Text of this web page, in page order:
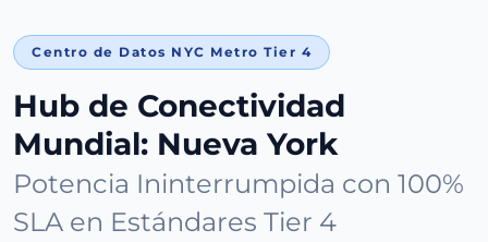
Centro de Datos NYC Metro Tier 4
Hub de Conectividad
Mundial: Nueva York
Potencia Ininterrumpida con 100%
SLA en Estándares Tier 4